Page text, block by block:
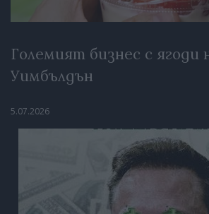
Големият бизнес с ягоди
Уимбълдън
5.07.2026